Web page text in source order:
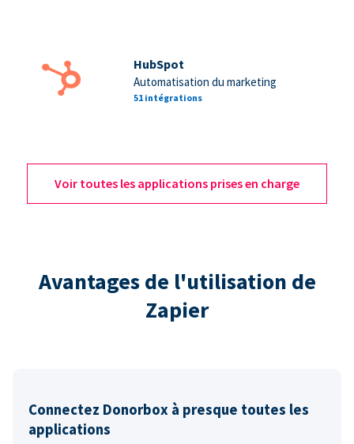
HubSpot
Automatisation du marketing
51 intégrations
Voir toutes les applications prises en charge
Avantages de l'utilisation de
Zapier
Connectez Donorbox à presque toutes les
applications